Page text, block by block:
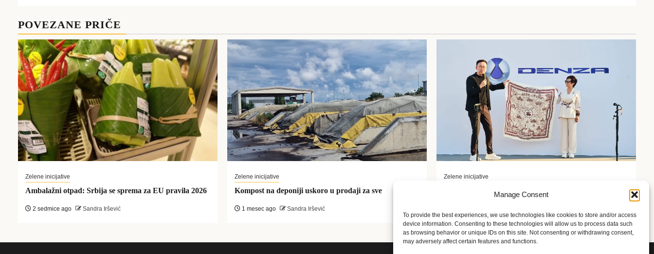
Manage Consent
To provide the best experiences, we use technologies like cookies to store and/or access
device information. Consenting to these technologies will allow us to process data such
as browsing behavior or unique IDs on this site. Not consenting or withdrawing consent,
may adversely affect certain features and functions.
POVEZANE PRIČE
Zelene inicijative
Ambalažni otpad: Srbija se sprema za EU pravila 2026
2 sedmice ago Sandra Iršević
Zelene inicijative
Kompost na deponiji uskoro u prodaji za sve
1 mesec ago Sandra Iršević
Zelene inicijative
FLASH Charging: Šta znači punjenje baterije od 9
2 meseca ago Sandra Iršević